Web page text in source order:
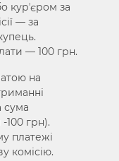
курʼєром за
— за
— 100 грн.
на
сума
грн).
платежі
комісію.